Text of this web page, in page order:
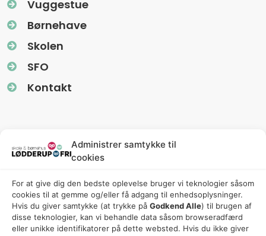
Administrer samtykke til
cookies
For at give dig den bedste oplevelse bruger vi teknologier såsom
cookies til at gemme og/eller få adgang til enhedsoplysninger.
Hvis du giver samtykke (at trykke på Godkend Alle) til brugen af ​​
disse teknologier, kan vi behandle data såsom browseradfærd
eller unikke identifikatorer på dette websted. Hvis du ikke giver
Vuggestue
Børnehave
Skolen
SFO
Kontakt
Information
Nyhedsbreve (Uglereden)
Fredagsbreve (Friskolen)
Privatlivspolitik
Cookiepolitik